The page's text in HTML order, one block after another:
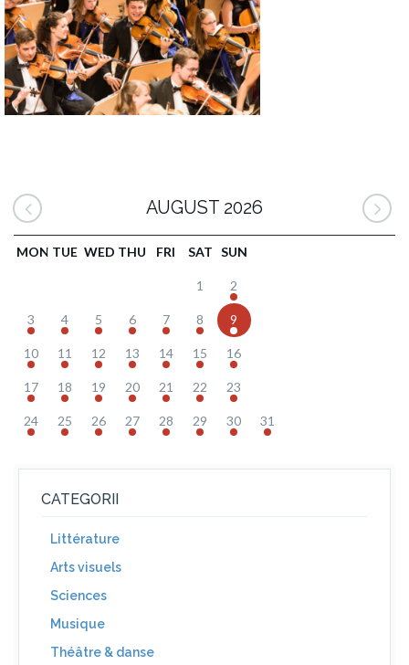
AUGUST 2026
MON TUE WED THU FRI SAT SUN
1 2
3 4 5 6 7 8 9
10 11 12 13 14 15 16
17 18 19 20 21 22 23
24 25 26 27 28 29 30 31
CATEGORII
Littérature
Arts visuels
Sciences
Musique
Théâtre & danse